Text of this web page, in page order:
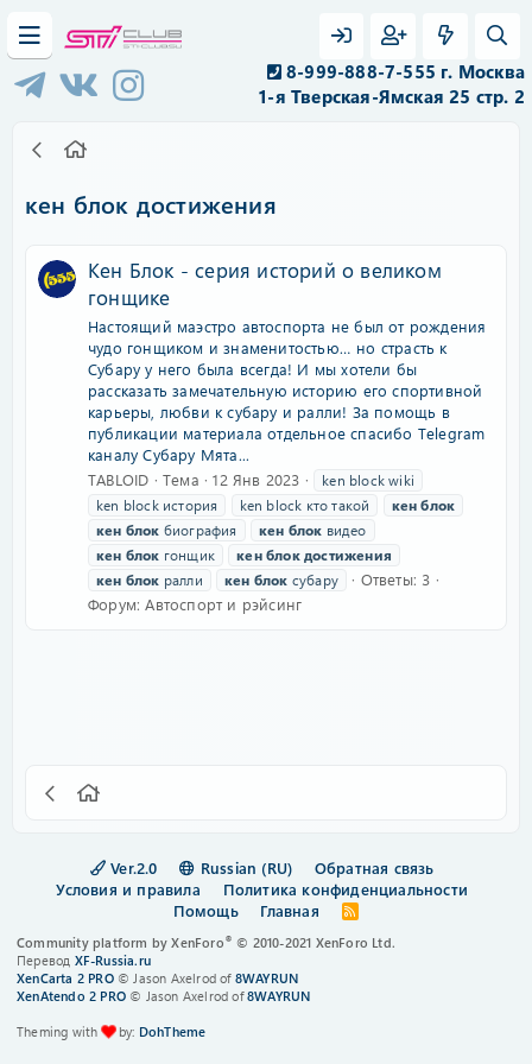
8-999-888-7-555 г. Москва
1-я Тверская-Ямская 25 стр. 2
кен блок достижения
Кен Блок - серия историй о великом
гонщике
Настоящий маэстро автоспорта не был от рождения
чудо гонщиком и знаменитостью… но страсть к
Субару у него была всегда! И мы хотели бы
рассказать замечательную историю его спортивной
карьеры, любви к субару и ралли! За помощь в
публикации материала отдельное спасибо Telegram
каналу Субару Мята...
TABLOID
Тема 12 Янв 2023
ken block wiki
ken block история
ken block кто такой кен блок
кен блок биография кен блок видео
кен блок гонщик кен блок достижения
кен блок ралли кен блок субару
Ответы: 3
Форум:Автоспорт и рэйсинг
Ver.2.0 Russian (RU)
Обратная связь
Условия и правила
Политика конфиденциальности
Помощь
Главная
R
S
Community platform by XenForo® © 2010-2021 XenForo Ltd.
Перевод XF-Russia.ru
XenCarta 2 PRO© Jason Axelrod of 8WAYRUN
XenAtendo 2 PRO © Jason Axelrod of8WAYRUN
Theming with
by: DohTheme